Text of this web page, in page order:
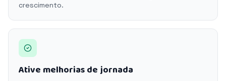
crescimento.
Ative melhorias de jornada